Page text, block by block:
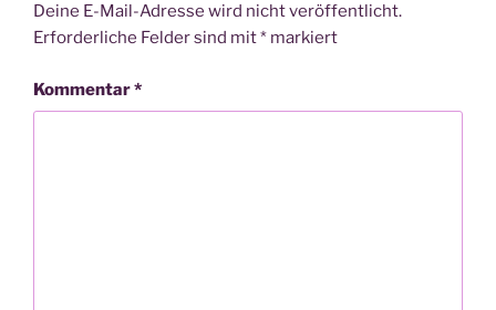
Deine E-Mail-Adresse wird nicht veröffentlicht.
Erforderliche Felder sind mit* markiert
Kommentar*